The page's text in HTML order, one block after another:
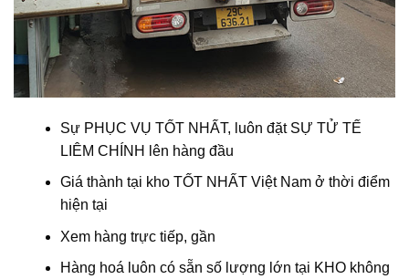
Sự PHỤC VỤ TỐT NHẤT, luôn đặt SỰ TỬ TẾ
LIÊM CHÍNH lên hàng đầu
Giá thành tại kho TỐT NHẤT Việt Nam ở thời điểm
hiện tại
Xem hàng trực tiếp, gần
Hàng hoá luôn có sẵn số lượng lớn tại KHO không